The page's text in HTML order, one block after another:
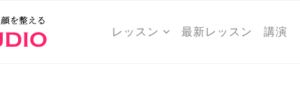
レッスン 最新レッスン 講演